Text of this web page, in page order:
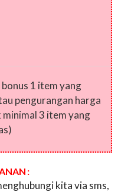
1 item yang
pengurangan harga
3 item yang
:
kita via sms,